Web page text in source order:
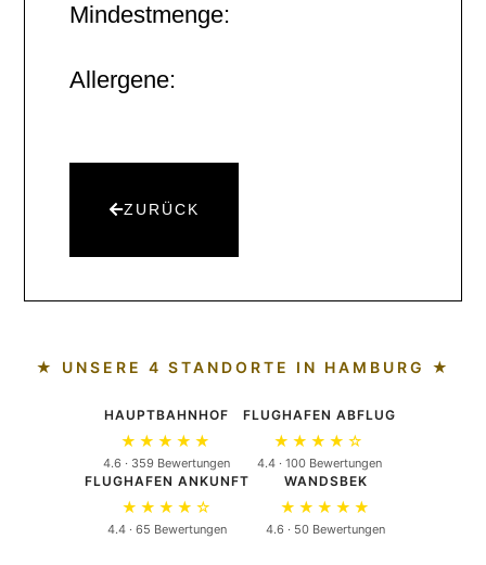
Mindestmenge:
Allergene:
ZURÜCK
★ UNSERE 4 STANDORTE IN HAMBURG ★
HAUPTBAHNHOF
★★★★★
4.6 · 359 Bewertungen
FLUGHAFEN ABFLUG
★★★★☆
4.4 · 100 Bewertungen
FLUGHAFEN ANKUNFT
★★★★☆
4.4 · 65 Bewertungen
WANDSBEK
★★★★★
4.6 · 50 Bewertungen